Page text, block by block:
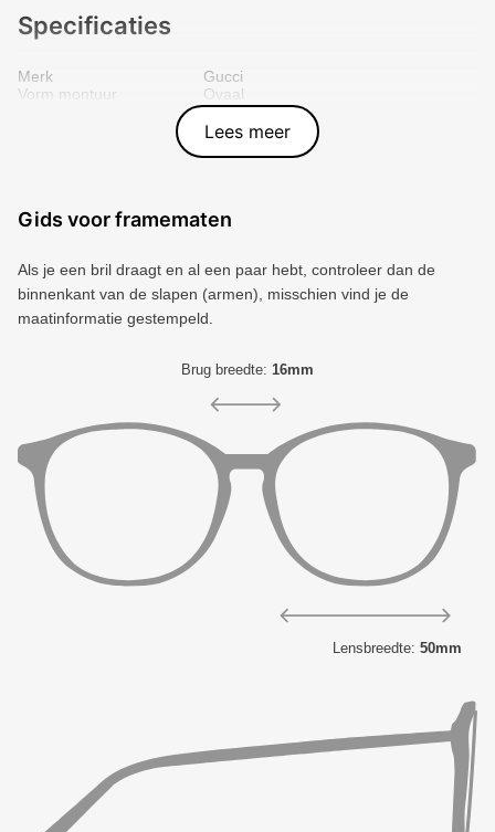
Specificaties
Merk
Gucci
Vorm montuur
Ovaal
Goud
Metal
8056376399837
Lees meer
Gids voor framematen
Als je een bril draagt ​​en al een paar hebt, controleer dan de
binnenkant van de slapen (armen), misschien vind je de
maatinformatie gestempeld.
Brug breedte: 16mm
Lensbreedte: 50mm